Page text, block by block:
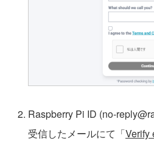
Raspberry Pi ID (no-
受信したメールにて「Verify